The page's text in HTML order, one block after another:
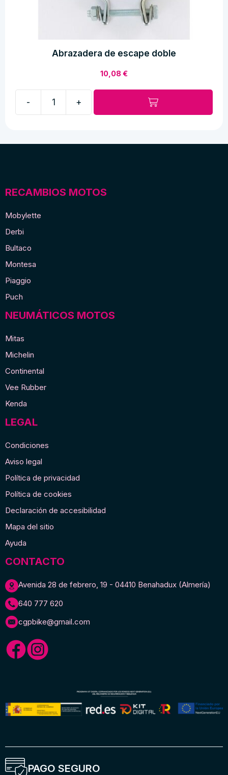
Abrazadera de escape doble
10,08€
-
doble
+
RECAMBIOS MOTOS
Mobylette
Derbi
Bultaco
Montesa
Piaggio
Puch
NEUMÁTICOS MOTOS
Mitas
Michelin
Continental
Vee Rubber
Kenda
LEGAL
Condiciones
Aviso legal
Política de privacidad
Política de cookies
Declaración de accesibilidad
Mapa del sitio
Ayuda
CONTACTO
Avenida 28 de febrero, 19 - 04410 Benahadux (Almería)
640 777 620
cgpbike@gmail.com
PAGO SEGURO